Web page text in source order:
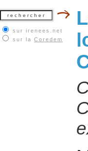
sur irenees.net
sur la Coredem